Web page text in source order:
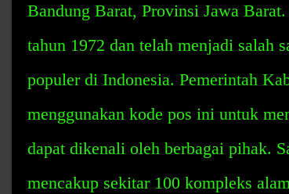
Bandung Barat, Provinsi Jawa
tahun 1972 dan telah menjadi salah
populer di Indonesia. Pemerintah
menggunakan kode pos ini untuk
dapat dikenali oleh berbagai pihak.
mencakup sekitar 100 kompleks